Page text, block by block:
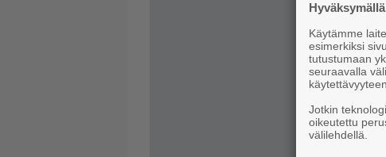
Käytämme
esimerkiksi
tutustumaan
seuraavalla
käytettävyyteen.
Jotkin
oikeutettu
välilehdellä.